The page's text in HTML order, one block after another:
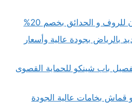
و الحدائق بخصم 20%
بالرياض بجودة عالية وأسعار
باب شينكو للحماية القصوى
بخامات عالية الجودة